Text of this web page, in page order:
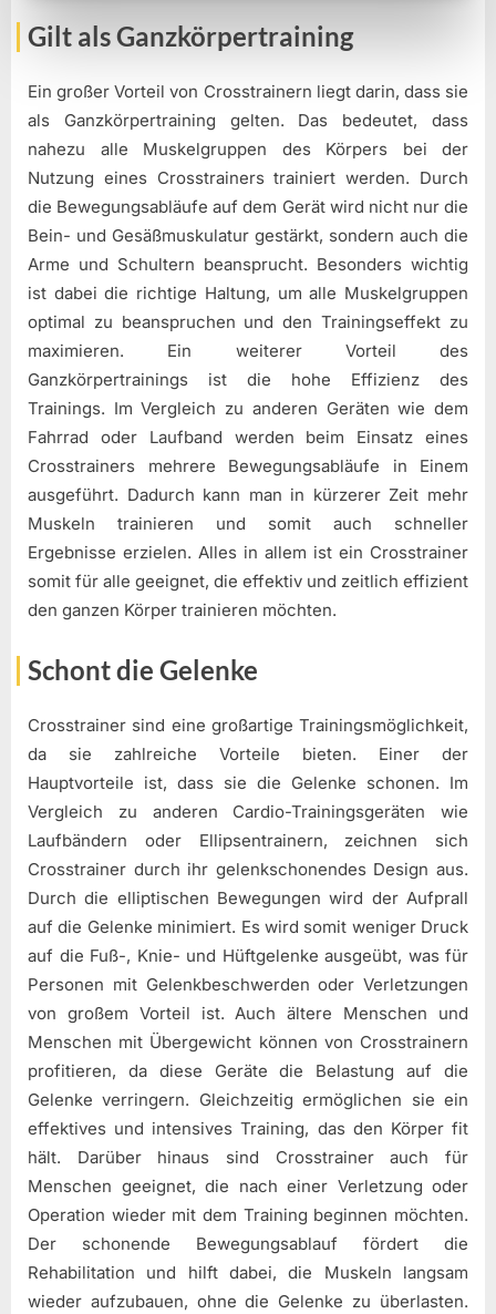
Gilt als Ganzkörpertraining
Ein großer Vorteil von Crosstrainern liegt darin, dass sie
als Ganzkörpertraining gelten. Das bedeutet, dass
nahezu alle Muskelgruppen des Körpers bei der
Nutzung eines Crosstrainers trainiert werden. Durch
die Bewegungsabläufe auf dem Gerät wird nicht nur die
Bein- und Gesäßmuskulatur gestärkt, sondern auch die
Arme und Schultern beansprucht. Besonders wichtig
ist dabei die richtige Haltung, um alle Muskelgruppen
optimal zu beanspruchen und den Trainingseffekt zu
maximieren. Ein weiterer Vorteil des
Ganzkörpertrainings ist die hohe Effizienz des
Trainings. Im Vergleich zu anderen Geräten wie dem
Fahrrad oder Laufband werden beim Einsatz eines
Crosstrainers mehrere Bewegungsabläufe in Einem
ausgeführt. Dadurch kann man in kürzerer Zeit mehr
Muskeln trainieren und somit auch schneller
Ergebnisse erzielen. Alles in allem ist ein Crosstrainer
somit für alle geeignet, die effektiv und zeitlich effizient
den ganzen Körper trainieren möchten.
Schont die Gelenke
Crosstrainer sind eine großartige Trainingsmöglichkeit,
da sie zahlreiche Vorteile bieten. Einer der
Hauptvorteile ist, dass sie die Gelenke schonen. Im
Vergleich zu anderen Cardio-Trainingsgeräten wie
Laufbändern oder Ellipsentrainern, zeichnen sich
Crosstrainer durch ihr gelenkschonendes Design aus.
Durch die elliptischen Bewegungen wird der Aufprall
auf die Gelenke minimiert. Es wird somit weniger Druck
auf die Fuß-, Knie- und Hüftgelenke ausgeübt, was für
Personen mit Gelenkbeschwerden oder Verletzungen
von großem Vorteil ist. Auch ältere Menschen und
Menschen mit Übergewicht können von Crosstrainern
profitieren, da diese Geräte die Belastung auf die
Gelenke verringern. Gleichzeitig ermöglichen sie ein
effektives und intensives Training, das den Körper fit
hält. Darüber hinaus sind Crosstrainer auch für
Menschen geeignet, die nach einer Verletzung oder
Operation wieder mit dem Training beginnen möchten.
Der schonende Bewegungsablauf fördert die
Rehabilitation und hilft dabei, die Muskeln langsam
wieder aufzubauen, ohne die Gelenke zu überlasten.